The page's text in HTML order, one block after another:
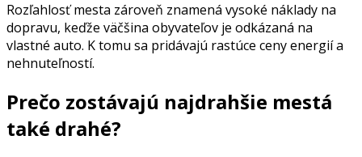
Rozľahlosť mesta zároveň znamená vysoké náklady na
dopravu, keďže väčšina obyvateľov je odkázaná na
vlastné auto. K tomu sa pridávajú rastúce ceny energií a
nehnuteľností.
Prečo zostávajú najdrahšie mestá
také drahé?